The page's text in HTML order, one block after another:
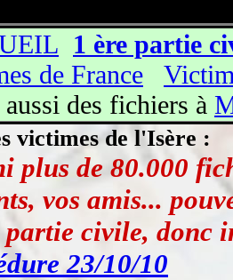
1 ère partie
de France
des fichiers à
victimes de l'Isère :
plus de 80.000
vos amis...
partie civile, donc
23/10/10